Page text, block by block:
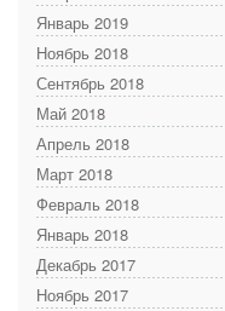
Январь 2019
Ноябрь 2018
Сентябрь 2018
Май 2018
Апрель 2018
Март 2018
Февраль 2018
Январь 2018
Декабрь 2017
Ноябрь 2017